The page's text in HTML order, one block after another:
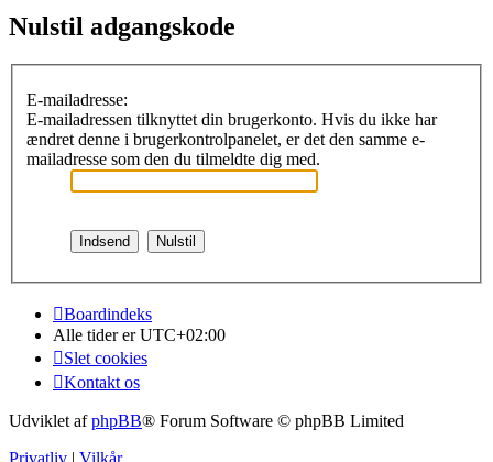
Nulstil adgangskode
E-mailadresse:
E-mailadressen tilknyttet din brugerkonto. Hvis du ikke har
ændret denne i brugerkontrolpanelet, er det den samme e-
mailadresse som den du tilmeldte dig med.
Boardindeks
Alle tider erUTC+02:00
Slet cookies
Kontakt os
Udviklet afphpBB® Forum Software © phpBB Limited
Privatliv | Vilkår